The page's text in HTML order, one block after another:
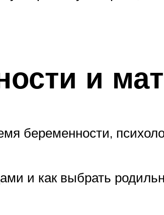
и
беременности,
и как выбрать